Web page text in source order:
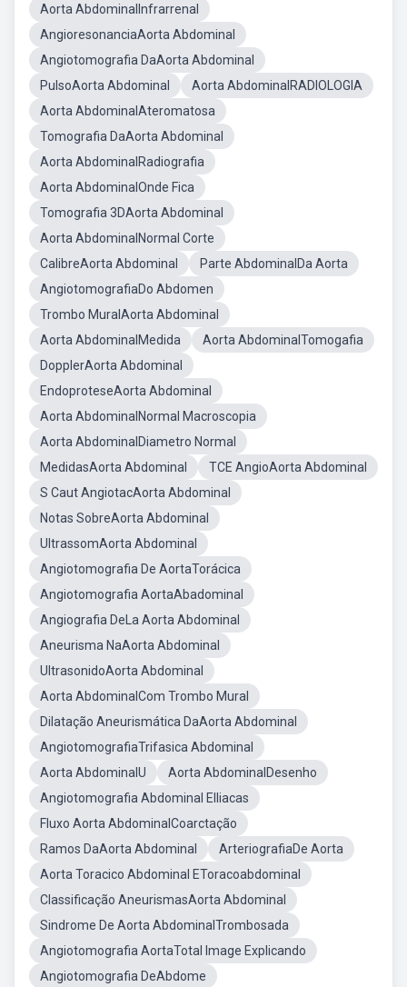
Aorta AbdominalInfrarrenal
AngioresonanciaAorta Abdominal
Angiotomografia DaAorta Abdominal
PulsoAorta Abdominal
Aorta AbdominalRADIOLOGIA
Aorta AbdominalAteromatosa
Tomografia DaAorta Abdominal
Aorta AbdominalRadiografia
Aorta AbdominalOnde Fica
Tomografia 3DAorta Abdominal
Aorta AbdominalNormal Corte
CalibreAorta Abdominal
Parte AbdominalDa Aorta
AngiotomografiaDo Abdomen
Trombo MuralAorta Abdominal
Aorta AbdominalMedida
Aorta AbdominalTomogafia
DopplerAorta Abdominal
EndoproteseAorta Abdominal
Aorta AbdominalNormal Macroscopia
Aorta AbdominalDiametro Normal
MedidasAorta Abdominal
TCE AngioAorta Abdominal
S Caut AngiotacAorta Abdominal
Notas SobreAorta Abdominal
UltrassomAorta Abdominal
Angiotomografia De AortaTorácica
Angiotomografia AortaAbadominal
Angiografia DeLa Aorta Abdominal
Aneurisma NaAorta Abdominal
UltrasonidoAorta Abdominal
Aorta AbdominalCom Trombo Mural
Dilatação Aneurismática DaAorta Abdominal
AngiotomografiaTrifasica Abdominal
Aorta AbdominalU
Aorta AbdominalDesenho
Angiotomografia Abdominal EIliacas
Fluxo Aorta AbdominalCoarctação
Ramos DaAorta Abdominal
ArteriografiaDe Aorta
Aorta Toracico Abdominal EToracoabdominal
Classificação AneurismasAorta Abdominal
Sindrome De Aorta AbdominalTrombosada
Angiotomografia AortaTotal Image Explicando
Angiotomografia DeAbdome